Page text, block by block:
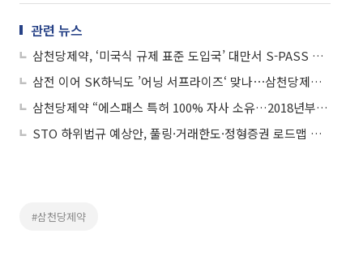
관련 뉴스
삼천당제약, ‘미국식 규제 표준 도입국’ 대만서 S-PASS 특허 등록…실증 데이터 심사 통과
삼전 이어 SK하닉도 ’어닝 서프라이즈‘ 맞나⋯삼천당제약 16%↓
삼천당제약 “에스패스 특허 100% 자사 소유…2018년부터 개발비 전액 부담”
STO 하위법규 예상안, 풀링·거래한도·정형증권 로드맵 제시
#삼천당제약